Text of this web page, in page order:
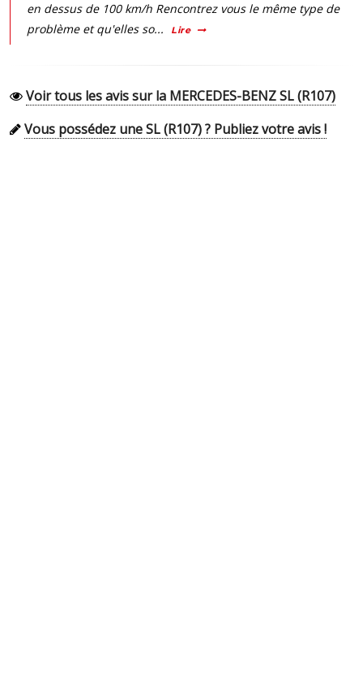
en dessus de 100 km/h Rencontrez vous le même type de
problème et qu'elles so...
Lire
Voir tous les avis sur la MERCEDES-BENZ SL (R107)
Vous possédez une SL (R107) ? Publiez votre avis !